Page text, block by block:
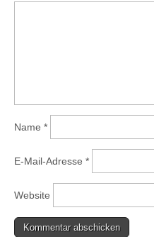
Name *
E-Mail-Adresse *
Website